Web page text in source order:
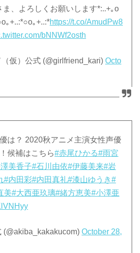
、よろしくお願いします*:..+｡o
｡+..:*○o｡+..:*https://t.co/AmudPw8
bNNWf2osth
仮）公式 (@girlfriend_kari)Octo
は？ 2020秋アニメ主演女性声優
候補はこちら#赤尾ひかる#雨宮
美香子#石川由依#伊藤美来#岩
#内田彩#内田真礼#漆山ゆうき#
美#大西亜玖璃#緒方恵美#小澤亜
October 28,